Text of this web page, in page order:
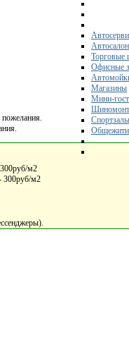
Торговые
Офисные
Магазины
Мини-
Спортзалы
м2
300руб/м2